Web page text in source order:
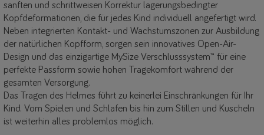
sanften und schrittweisen Korrektur lagerungsbedingter
Kopfdeformationen, die für jedes Kind individuell angefertigt wird.
Neben integrierten Kontakt- und Wachstumszonen zur Ausbildung
der natürlichen Kopfform, sorgen sein innovatives Open-Air-
Design und das einzigartige MySize Verschlusssystem™ für eine
perfekte Passform sowie hohen Tragekomfort während der
gesamten Versorgung.
Das Tragen des Helmes führt zu keinerlei Einschränkungen für Ihr
Kind. Vom Spielen und Schlafen bis hin zum Stillen und Kuscheln
ist weiterhin alles problemlos möglich.